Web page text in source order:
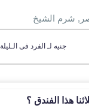
, شرم الشيخ
جنيه لـ الفرد فى الـليلة
هذا الفندق ؟